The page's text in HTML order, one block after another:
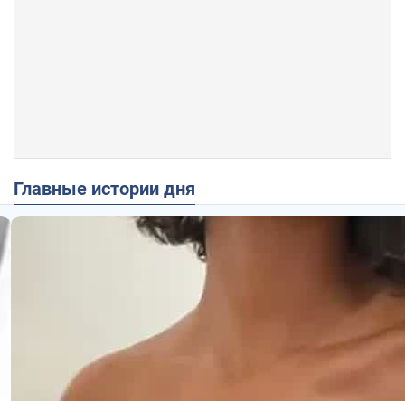
Главные истории дня